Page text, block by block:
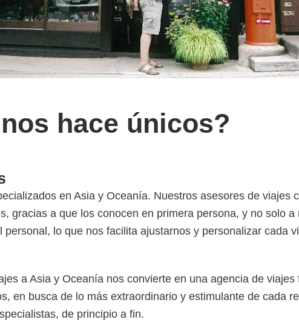
hace únicos?
en Asia y Oceanía. Nuestros asesores de viajes
gracias a que los conocen en primera persona, y no solo
lo que nos facilita ajustarnos y personalizar cada
a Asia y Oceanía nos convierte en una agencia de
en busca de lo más extraordinario y estimulante de cada
de principio a fin.